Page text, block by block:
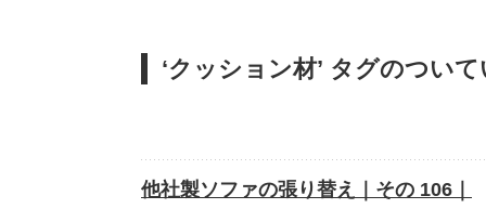
‘クッション材’ タグのつい
他社製ソファの張り替え｜その 106｜